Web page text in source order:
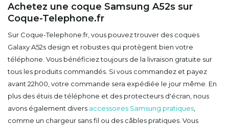
Achetez une coque Samsung A52s sur
Coque-Telephone.fr
Sur Coque-Telephone.fr, vous pouvez trouver des coques
Galaxy A52s design et robustes qui protègent bien votre
téléphone. Vous bénéficiez toujours de la livraison gratuite sur
tous les produits commandés. Si vous commandez et payez
avant 22h00, votre commande sera expédiée le jour même. En
plus des étuis de téléphone et des protecteurs d'écran, nous
avons également divers accessoires Samsung pratiques
comme un chargeur sans fil ou des câbles pratiques. Vous